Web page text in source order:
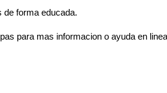
de forma educada.
para mas informacion o ayuda en